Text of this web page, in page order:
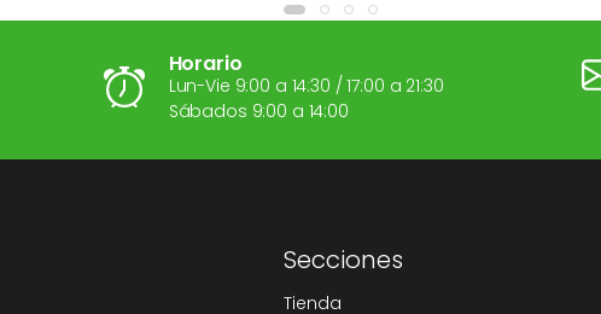
Horario
Lun-Vie 9:00 a 14:30 / 17:00 a 21:30
Sábados 9:00 a 14:00
Secciones
Tienda